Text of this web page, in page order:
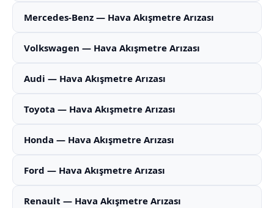
Mercedes-Benz — Hava Akışmetre Arızası
Volkswagen — Hava Akışmetre Arızası
Audi — Hava Akışmetre Arızası
Toyota — Hava Akışmetre Arızası
Honda — Hava Akışmetre Arızası
Ford — Hava Akışmetre Arızası
Renault — Hava Akışmetre Arızası